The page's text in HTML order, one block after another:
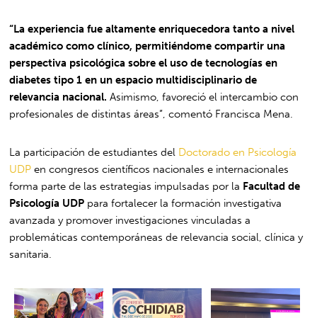
“La experiencia fue altamente enriquecedora tanto a nivel
académico como clínico, permitiéndome compartir una
perspectiva psicológica sobre el uso de tecnologías en
diabetes tipo 1 en un espacio multidisciplinario de
relevancia nacional. Asimismo, favoreció el intercambio con
profesionales de distintas áreas”, comentó Francisca Mena.
La participación de estudiantes del Doctorado en Psicología
UDP en congresos científicos nacionales e internacionales
forma parte de las estrategias impulsadas por la Facultad de
Psicología UDP para fortalecer la formación investigativa
avanzada y promover investigaciones vinculadas a
problemáticas contemporáneas de relevancia social, clínica y
sanitaria.